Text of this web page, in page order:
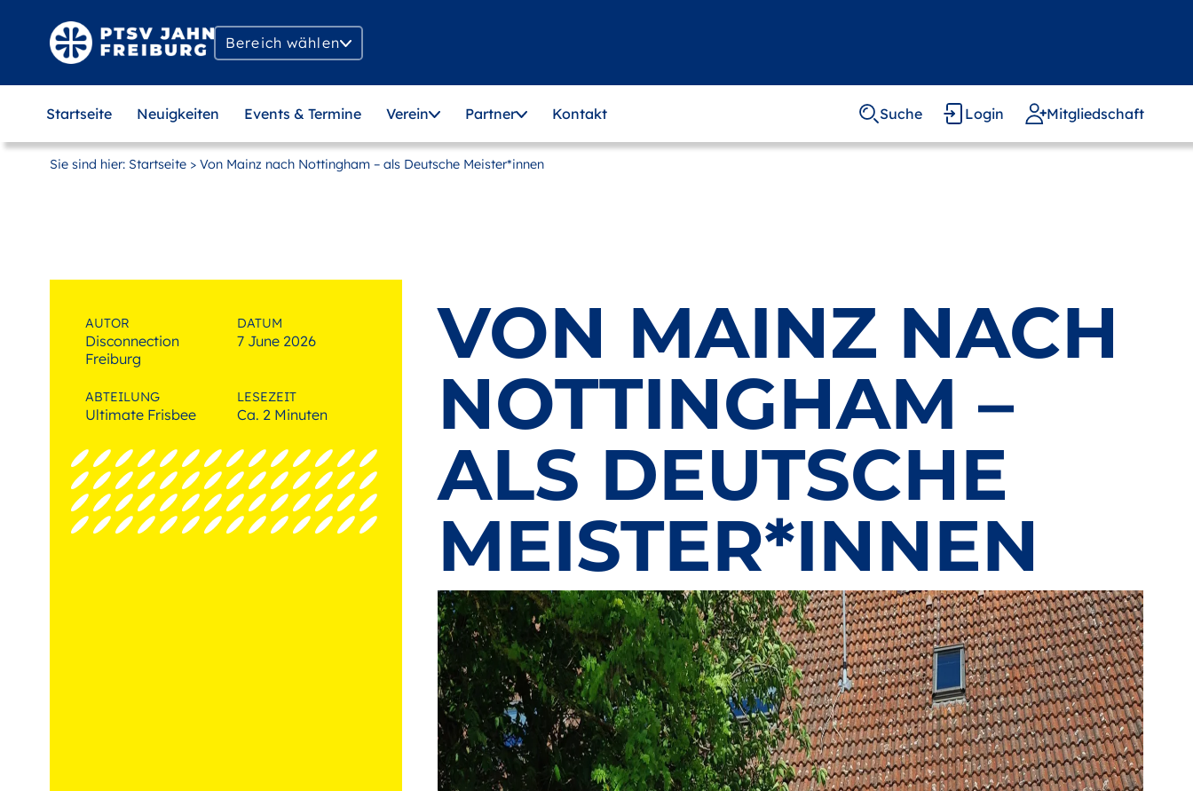
Hauptinhalt
springen
Bereich wählen
MAIN
NAVIGATION
Startseite Neuigkeiten Events & Termine Verein Partner Kontakt Suche Login Mitgliedschaft
Sie sind hier: Startseite > Von Mainz nach Nottingham – als Deutsche Meister*innen
AUTOR
Disconnection
Freiburg
DATUM
7 June 2026
ABTEILUNG
Ultimate Frisbee
LESEZEIT
Ca. 2 Minuten
VON MAINZ NACH
NOTTINGHAM –
ALS DEUTSCHE
MEISTER*INNEN
Bild